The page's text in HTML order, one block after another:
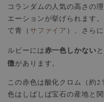
コランダムの人気の高さの
エーションが挙げられます
て青（ サファイア ）、さら
ルビーには赤一色しかない
徴があります。
この赤色は酸化クロム（約2
色はしばしば宝石の産地と